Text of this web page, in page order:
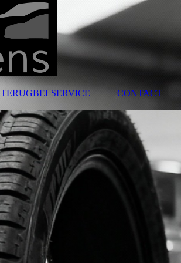
TERUGBELSERVICE CONTACT